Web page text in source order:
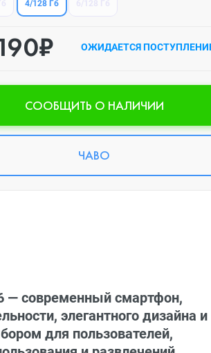
4/128 Гб
ОЖИДАЕТСЯ
CООБЩИТЬ О НАЛИЧИИ
ЧАВО
— современный смартфон,
элегантного дизайна и
для пользователей,